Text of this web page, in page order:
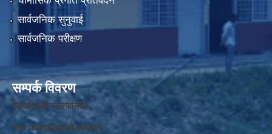
सार्वजनिक सुनुवाई
सार्वजनिक परीक्षण
सम्पर्क विवरण
बेलकोटगढी नगरपालिका ,
नगर कार्यपालिकाको कार्यालय,